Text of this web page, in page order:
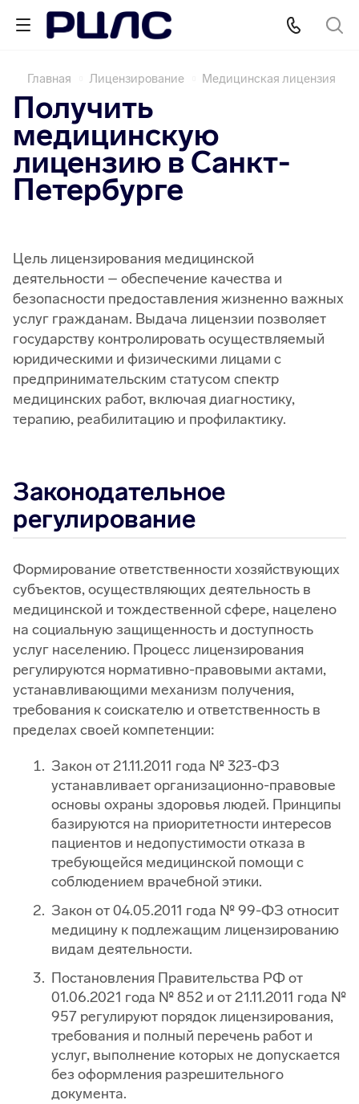
Главная Лицензирование Медицинская лицензия
Получить
медицинскую
лицензию в Санкт-
Петербурге
Цель лицензирования медицинской
деятельности – обеспечение качества и
безопасности предоставления жизненно важных
услуг гражданам. Выдача лицензии позволяет
государству контролировать осуществляемый
юридическими и физическими лицами с
предпринимательским статусом спектр
медицинских работ, включая диагностику,
терапию, реабилитацию и профилактику.
Законодательное
регулирование
Формирование ответственности хозяйствующих
субъектов, осуществляющих деятельность в
медицинской и тождественной сфере, нацелено
на социальную защищенность и доступность
услуг населению. Процесс лицензирования
регулируются нормативно-правовыми актами,
устанавливающими механизм получения,
требования к соискателю и ответственность в
пределах своей компетенции:
Закон от 21.11.2011 года № 323-ФЗ
устанавливает организационно-правовые
основы охраны здоровья людей. Принципы
базируются на приоритетности интересов
пациентов и недопустимости отказа в
требующейся медицинской помощи с
соблюдением врачебной этики.
Закон от 04.05.2011 года № 99-ФЗ относит
медицину к подлежащим лицензированию
видам деятельности.
Постановления Правительства РФ от
01.06.2021 года № 852 и от 21.11.2011 года №
957 регулируют порядок лицензирования,
требования и полный перечень работ и
услуг, выполнение которых не допускается
без оформления разрешительного
документа.